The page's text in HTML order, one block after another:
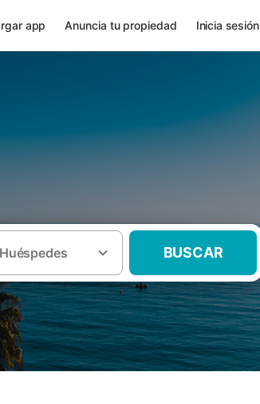
app Anuncia tu propiedad Inicia sesión
Huéspedes BUSCAR